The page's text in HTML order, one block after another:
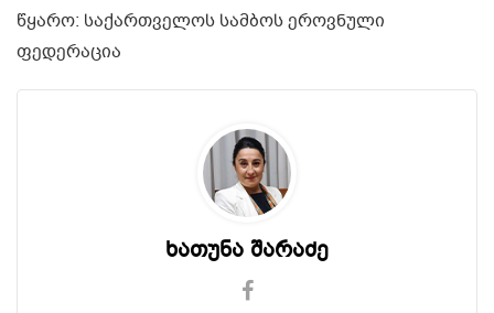
წყარო: საქართველოს სამბოს ეროვნული
ფედერაცია
ხათუნა შარაძე